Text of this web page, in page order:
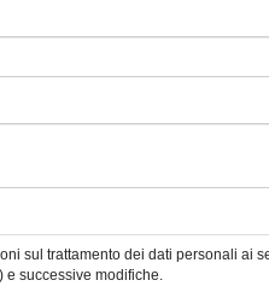
sul trattamento dei dati personali ai
e successive modifiche.